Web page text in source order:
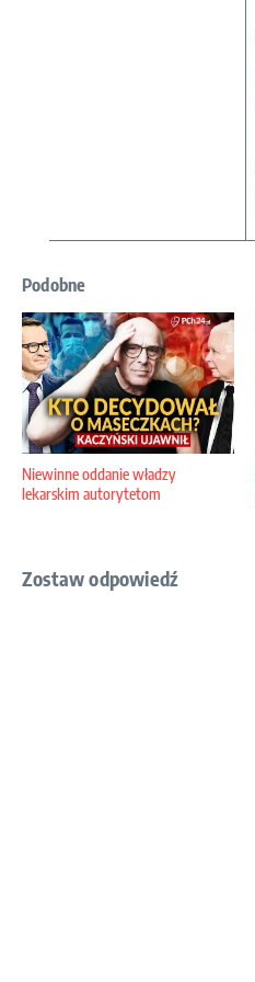
Podobne
Niewinne oddanie władzy
lekarskim autorytetom
Zostaw odpowiedź